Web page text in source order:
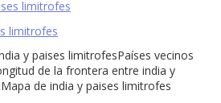
limitrofes
y paises limitrofesPaíses vecinos
de la frontera entre india y
de india y paises limitrofes